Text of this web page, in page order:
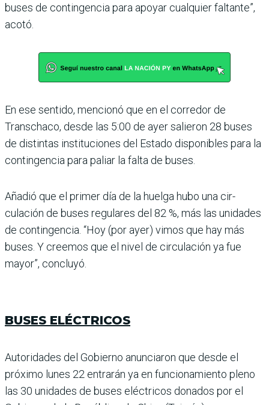
buses de contin­gencia para apoyar cualquier faltante”,
acotó.
En ese sentido, mencionó que en el corredor de
Transchaco, desde las 5:00 de ayer salie­ron 28 buses
de distintas ins­tituciones del Estado disponi­bles para la
contingencia para paliar la falta de buses.
Añadió que el primer día de la huelga hubo una cir­
culación de buses regula­res del 82 %, más las unida­des
de contingencia. “Hoy (por ayer) vimos que hay más
buses. Y creemos que el nivel de circulación ya fue
mayor”, concluyó.
BUSES ELÉCTRICOS
Autoridades del Gobierno anunciaron que desde el
próximo lunes 22 entrarán ya en funcionamiento pleno
las 30 unidades de buses eléctricos donados por el